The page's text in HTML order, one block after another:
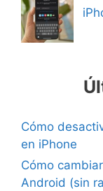
Cómo
en iPhone
Cómo
Android (sin